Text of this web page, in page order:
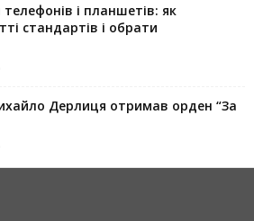
і планшетів: як
стандартів і обрати
Дерлиця отримав орден “За